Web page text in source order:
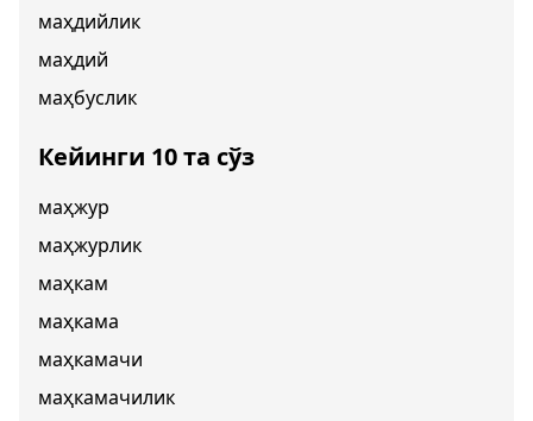
маҳдийлик
маҳдий
маҳбуслик
Кейинги 10 та сўз
маҳжур
маҳжурлик
маҳкам
маҳкама
маҳкамачи
маҳкамачилик